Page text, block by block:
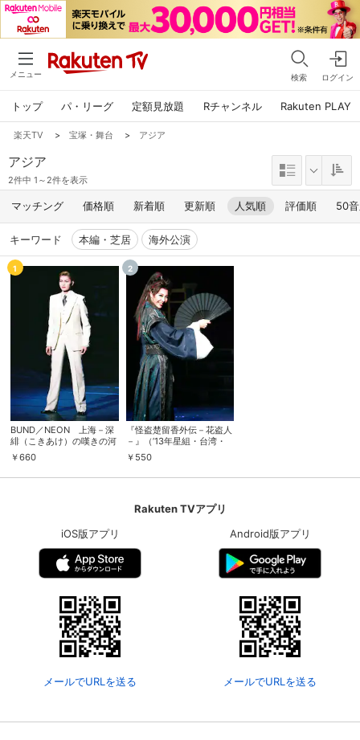
メニュー 検索 ログイン
トップ パ・リーグ 定額見放題 Rチャンネル Rakuten PLAY
楽天TV > 宝塚・舞台 > アジア
アジア
2件中 1～2件を表示
マッチング 価格順 新着順 更新順 人気順 評価順 50
キーワード 本編・芝居 海外公演
1
BUND／NEON 上海－深
緋（こきあけ）の嘆きの河
（コキュートス）－（’10
年花組・バウ・千秋楽）
￥660
2
『怪盗楚留香外伝－花盗人
－』（’13年星組・台湾・
千秋楽）
￥ 550
Rakuten TVアプリ
iOS版アプリ
メールでURLを送る
Android版アプリ
メールでURLを送る